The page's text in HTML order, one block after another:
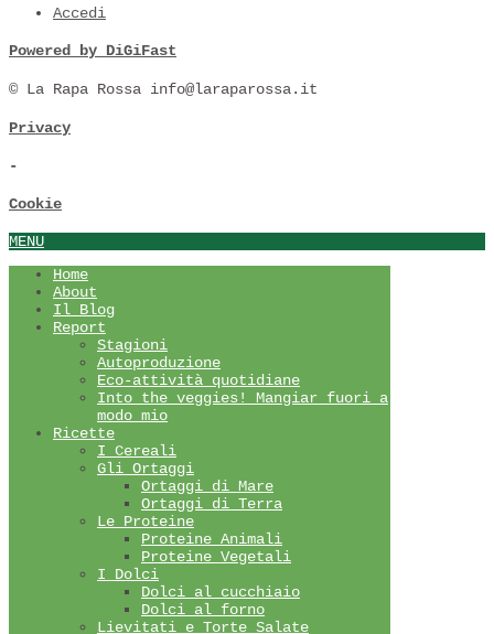
Accedi
Powered by DiGiFast
© La Rapa Rossa info@laraparossa.it
Privacy
-
Cookie
MENU
Home
About
Il Blog
Report
Stagioni
Autoproduzione
Eco-attività quotidiane
Into the veggies! Mangiar fuori a
modo mio
Ricette
I Cereali
Gli Ortaggi
Ortaggi di Mare
Ortaggi di Terra
Le Proteine
Proteine Animali
Proteine Vegetali
I Dolci
Dolci al cucchiaio
Dolci al forno
Lievitati e Torte Salate